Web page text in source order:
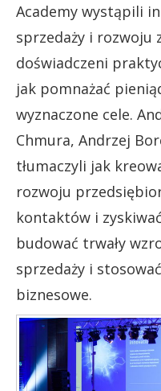
Academy wystąpili
sprzedaży i rozwoju
doświadczeni
jak pomnażać
wyznaczone cele.
Chmura, Andrzej
tłumaczyli jak
rozwoju
kontaktów i
budować trwały
sprzedaży i
biznesowe.